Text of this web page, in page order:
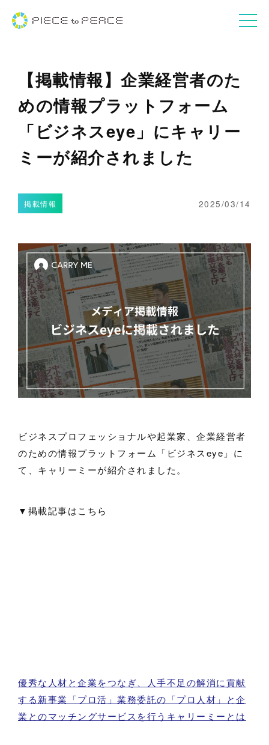
【掲載情報】企業経営者のた
めの情報プラットフォーム
「ビジネスeye」にキャリー
ミーが紹介されました
掲載情報 2025/03/14
ビジネスプロフェッショナルや起業家、企業経営者
のための情報プラットフォーム「ビジネスeye」に
て、キャリーミーが紹介されました。
▼掲載記事はこちら
優秀な人材と企業をつなぎ、人手不足の解消に貢献
する新事業「プロ活」業務委託の「プロ人材」と企
業とのマッチングサービスを行うキャリーミーとは